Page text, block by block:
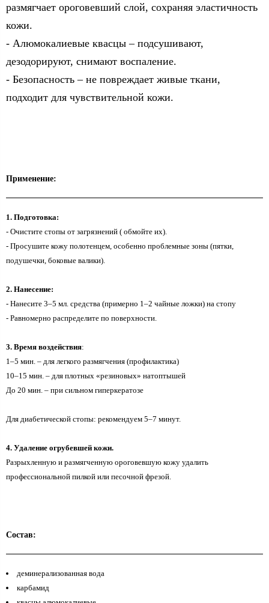
размягчает ороговевший слой, сохраняя эластичность
кожи.
- Алюмокалиевые квасцы – подсушивают,
дезодорируют, снимают воспаление.
- Безопасность – не повреждает живые ткани,
подходит для чувствительной кожи.
Применение:
1. Подготовка:
- Очистите стопы от загрязнений ( обмойте их).
- Просушите кожу полотенцем, особенно проблемные зоны (пятки,
подушечки, боковые валики).
2. Нанесение:
- Нанесите 3–5 мл. средства (примерно 1–2 чайные ложки) на стопу
- Равномерно распределите по поверхности.
3. Время воздействия:
1–5 мин. – для легкого размягчения (профилактика)
10–15 мин. – для плотных «резиновых» натоптышей
До 20 мин. – при сильном гиперкератозе
Для диабетической стопы: рекомендуем 5–7 минут.
4. Удаление огрубевшей кожи.
Разрыхленную и размягченную ороговевшую кожу удалить
профессиональной пилкой или песочной фрезой.
Состав:
деминерализованная вода
карбамид